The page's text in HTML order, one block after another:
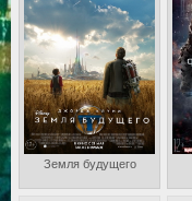
Земля будущего